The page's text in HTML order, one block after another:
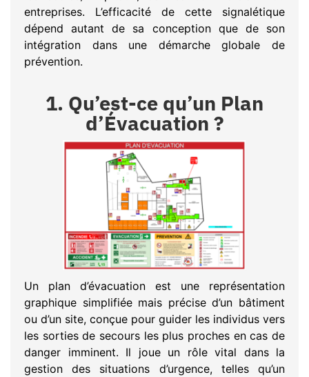
entreprises. L’efficacité de cette signalétique
dépend autant de sa conception que de son
intégration dans une démarche globale de
prévention.
1. Qu’est-ce qu’un Plan
d’Évacuation ?
Un plan d’évacuation est une représentation
graphique simplifiée mais précise d’un bâtiment
ou d’un site, conçue pour guider les individus vers
les sorties de secours les plus proches en cas de
danger imminent. Il joue un rôle vital dans la
gestion des situations d’urgence, telles qu’un